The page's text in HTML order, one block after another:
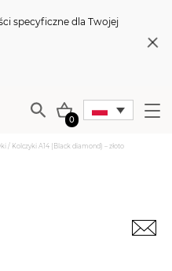
specyficzne dla Twojej
0
/ Kolczyki A14 (Black diamond) – złoto